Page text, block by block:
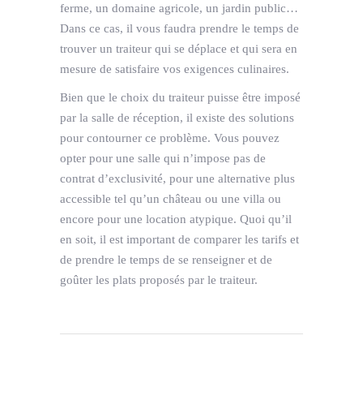
ferme, un domaine agricole, un jardin public…
Dans ce cas, il vous faudra prendre le temps de
trouver un traiteur qui se déplace et qui sera en
mesure de satisfaire vos exigences culinaires.
Bien que le choix du traiteur puisse être imposé
par la salle de réception, il existe des solutions
pour contourner ce problème. Vous pouvez
opter pour une salle qui n’impose pas de
contrat d’exclusivité, pour une alternative plus
accessible tel qu’un château ou une villa ou
encore pour une location atypique. Quoi qu’il
en soit, il est important de comparer les tarifs et
de prendre le temps de se renseigner et de
goûter les plats proposés par le traiteur.